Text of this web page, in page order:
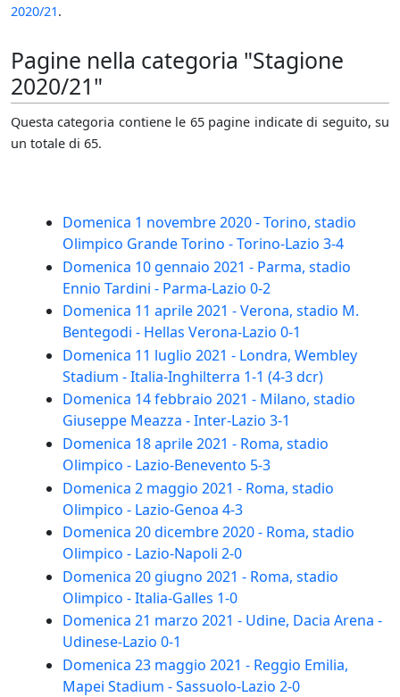
2020/21.
Pagine nella categoria "Stagione
2020/21"
Questa categoria contiene le 65 pagine indicate di seguito, su
un totale di 65.
Domenica 1 novembre 2020 - Torino, stadio
Olimpico Grande Torino - Torino-Lazio 3-4
Domenica 10 gennaio 2021 - Parma, stadio
Ennio Tardini - Parma-Lazio 0-2
Domenica 11 aprile 2021 - Verona, stadio M.
Bentegodi - Hellas Verona-Lazio 0-1
Domenica 11 luglio 2021 - Londra, Wembley
Stadium - Italia-Inghilterra 1-1 (4-3 dcr)
Domenica 14 febbraio 2021 - Milano, stadio
Giuseppe Meazza - Inter-Lazio 3-1
Domenica 18 aprile 2021 - Roma, stadio
Olimpico - Lazio-Benevento 5-3
Domenica 2 maggio 2021 - Roma, stadio
Olimpico - Lazio-Genoa 4-3
Domenica 20 dicembre 2020 - Roma, stadio
Olimpico - Lazio-Napoli 2-0
Domenica 20 giugno 2021 - Roma, stadio
Olimpico - Italia-Galles 1-0
Domenica 21 marzo 2021 - Udine, Dacia Arena -
Udinese-Lazio 0-1
Domenica 23 maggio 2021 - Reggio Emilia,
Mapei Stadium - Sassuolo-Lazio 2-0